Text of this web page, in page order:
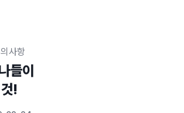
사항
들이
!